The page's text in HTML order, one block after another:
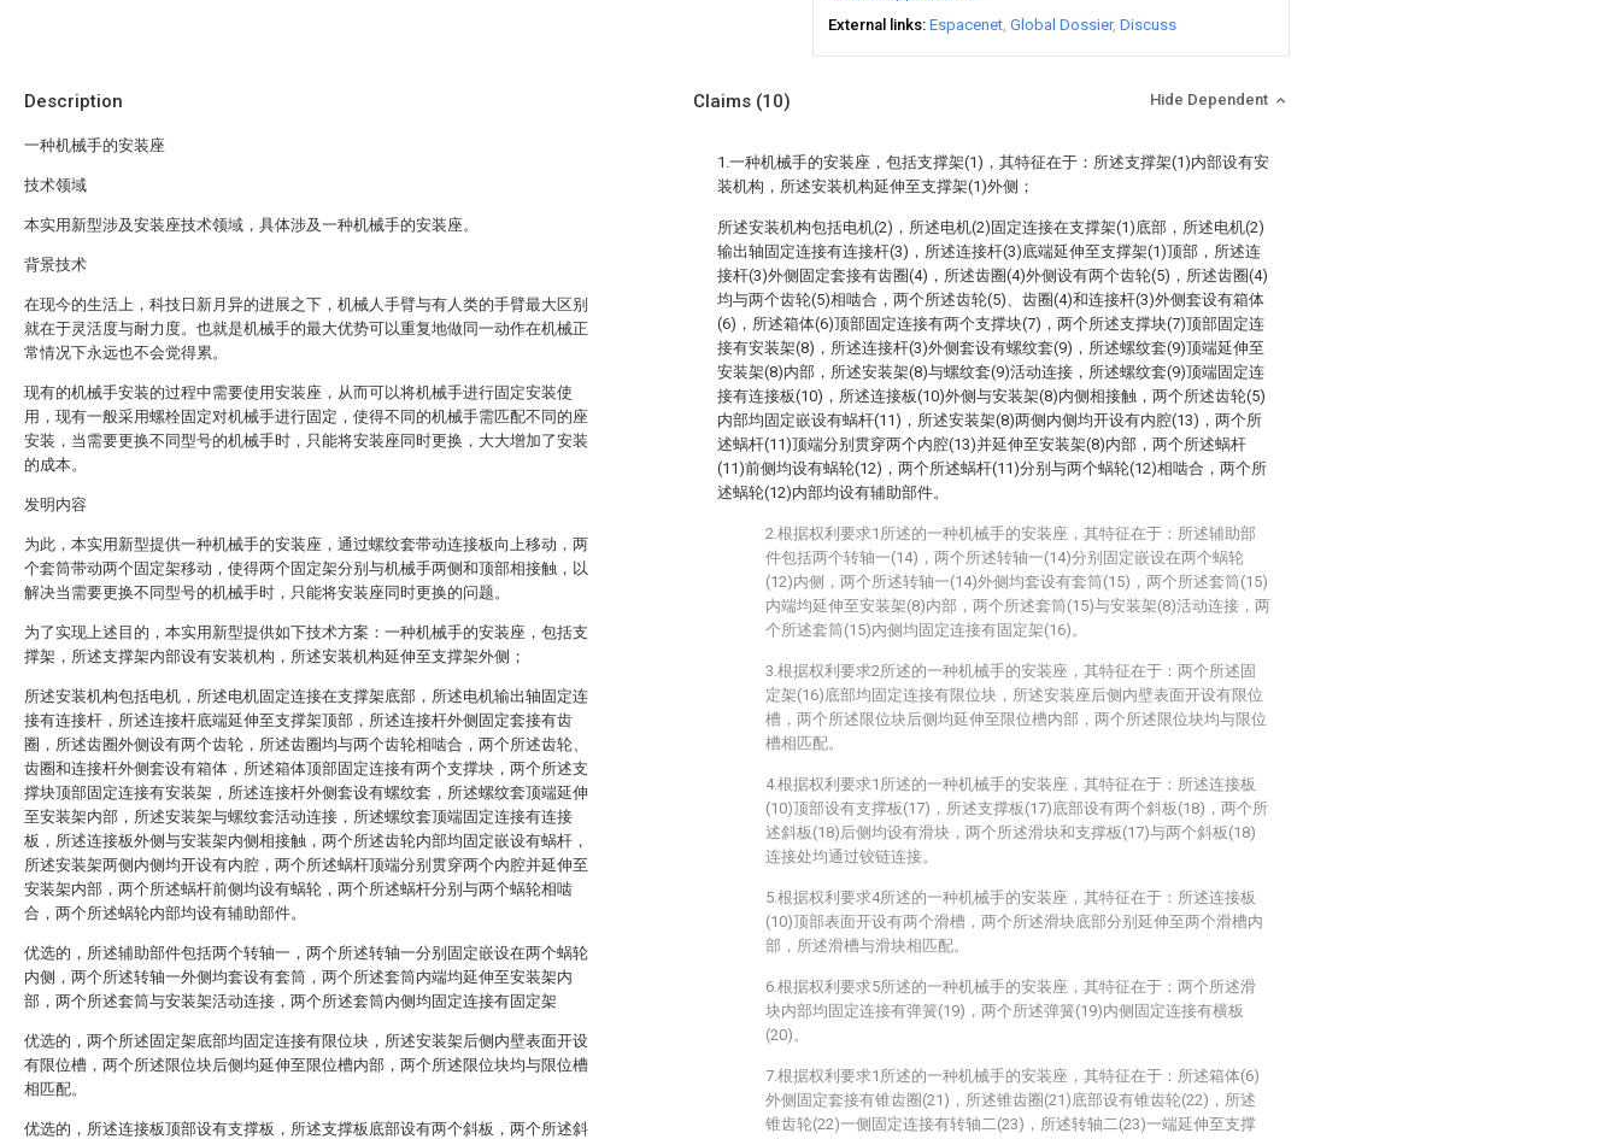
External links Espacenet Global Dossier Discuss
Description
一种机械手的安装座
技术领域
本实用新型涉及安装座技术领域，具体涉及一种机械手的安装座。
背景技术
在现今的生活上，科技日新月异的进展之下，机械人手臂与有人类的手臂最大区别
就在于灵活度与耐力度。也就是机械手的最大优势可以重复地做同一动作在机械正
常情况下永远也不会觉得累。
现有的机械手安装的过程中需要使用安装座，从而可以将机械手进行固定安装使
用，现有一般采用螺栓固定对机械手进行固定，使得不同的机械手需匹配不同的座
安装，当需要更换不同型号的机械手时，只能将安装座同时更换，大大增加了安装
的成本。
发明内容
为此，本实用新型提供一种机械手的安装座，通过螺纹套带动连接板向上移动，两
个套筒带动两个固定架移动，使得两个固定架分别与机械手两侧和顶部相接触，以
解决当需要更换不同型号的机械手时，只能将安装座同时更换的问题。
为了实现上述目的，本实用新型提供如下技术方案：一种机械手的安装座，包括支
撑架，所述支撑架内部设有安装机构，所述安装机构延伸至支撑架外侧；
所述安装机构包括电机，所述电机固定连接在支撑架底部，所述电机输出轴固定连
接有连接杆，所述连接杆底端延伸至支撑架顶部，所述连接杆外侧固定套接有齿
圈，所述齿圈外侧设有两个齿轮，所述齿圈均与两个齿轮相啮合，两个所述齿轮、
齿圈和连接杆外侧套设有箱体，所述箱体顶部固定连接有两个支撑块，两个所述支
撑块顶部固定连接有安装架，所述连接杆外侧套设有螺纹套，所述螺纹套顶端延伸
至安装架内部，所述安装架与螺纹套活动连接，所述螺纹套顶端固定连接有连接
板，所述连接板外侧与安装架内侧相接触，两个所述齿轮内部均固定嵌设有蜗杆，
所述安装架两侧内侧均开设有内腔，两个所述蜗杆顶端分别贯穿两个内腔并延伸至
安装架内部，两个所述蜗杆前侧均设有蜗轮，两个所述蜗杆分别与两个蜗轮相啮
合，两个所述蜗轮内部均设有辅助部件。
优选的，所述辅助部件包括两个转轴一，两个所述转轴一分别固定嵌设在两个蜗轮
内侧，两个所述转轴一外侧均套设有套筒，两个所述套筒内端均延伸至安装架内
部，两个所述套筒与安装架活动连接，两个所述套筒内侧均固定连接有固定架
优选的，两个所述固定架底部均固定连接有限位块，所述安装架后侧内壁表面开设
有限位槽，两个所述限位块后侧均延伸至限位槽内部，两个所述限位块均与限位槽
相匹配。
优选的，所述连接板顶部设有支撑板，所述支撑板底部设有两个斜板，两个所述斜
Claims (10) Hide Dependent
1.一种机械手的安装座，包括支撑架(1)，其特征在于：所述支撑架(1)内部设有安
装机构，所述安装机构延伸至支撑架(1)外侧；
所述安装机构包括电机(2)，所述电机(2)固定连接在支撑架(1)底部，所述电机(2)
输出轴固定连接有连接杆(3)，所述连接杆(3)底端延伸至支撑架(1)顶部，所述连
接杆(3)外侧固定套接有齿圈(4)，所述齿圈(4)外侧设有两个齿轮(5)，所述齿圈(4)
均与两个齿轮(5)相啮合，两个所述齿轮(5)、齿圈(4)和连接杆(3)外侧套设有箱体
(6)，所述箱体(6)顶部固定连接有两个支撑块(7)，两个所述支撑块(7)顶部固定连
接有安装架(8)，所述连接杆(3)外侧套设有螺纹套(9)，所述螺纹套(9)顶端延伸至
安装架(8)内部，所述安装架(8)与螺纹套(9)活动连接，所述螺纹套(9)顶端固定连
接有连接板(10)，所述连接板(10)外侧与安装架(8)内侧相接触，两个所述齿轮(5)
内部均固定嵌设有蜗杆(11)，所述安装架(8)两侧内侧均开设有内腔(13)，两个所
述蜗杆(11)顶端分别贯穿两个内腔(13)并延伸至安装架(8)内部，两个所述蜗杆
(11)前侧均设有蜗轮(12)，两个所述蜗杆(11)分别与两个蜗轮(12)相啮合，两个所
述蜗轮(12)内部均设有辅助部件。
2.根据权利要求1所述的一种机械手的安装座，其特征在于：所述辅助部
件包括两个转轴一(14)，两个所述转轴一(14)分别固定嵌设在两个蜗轮
(12)内侧，两个所述转轴一(14)外侧均套设有套筒(15)，两个所述套筒(15)
内端均延伸至安装架(8)内部，两个所述套筒(15)与安装架(8)活动连接，两
个所述套筒(15)内侧均固定连接有固定架(16)。
3.根据权利要求2所述的一种机械手的安装座，其特征在于：两个所述固
定架(16)底部均固定连接有限位块，所述安装座后侧内壁表面开设有限位
槽，两个所述限位块后侧均延伸至限位槽内部，两个所述限位块均与限位
槽相匹配。
4.根据权利要求1所述的一种机械手的安装座，其特征在于：所述连接板
(10)顶部设有支撑板(17)，所述支撑板(17)底部设有两个斜板(18)，两个所
述斜板(18)后侧均设有滑块，两个所述滑块和支撑板(17)与两个斜板(18)
连接处均通过铰链连接。
5.根据权利要求4所述的一种机械手的安装座，其特征在于：所述连接板
(10)顶部表面开设有两个滑槽，两个所述滑块底部分别延伸至两个滑槽内
部，所述滑槽与滑块相匹配。
6.根据权利要求5所述的一种机械手的安装座，其特征在于：两个所述滑
块内部均固定连接有弹簧(19)，两个所述弹簧(19)内侧固定连接有横板
(20)。
7.根据权利要求1所述的一种机械手的安装座，其特征在于：所述箱体(6)
外侧固定套接有锥齿圈(21)，所述锥齿圈(21)底部设有锥齿轮(22)，所述
锥齿轮(22)一侧固定连接有转轴二(23)，所述转轴二(23)一端延伸至支撑